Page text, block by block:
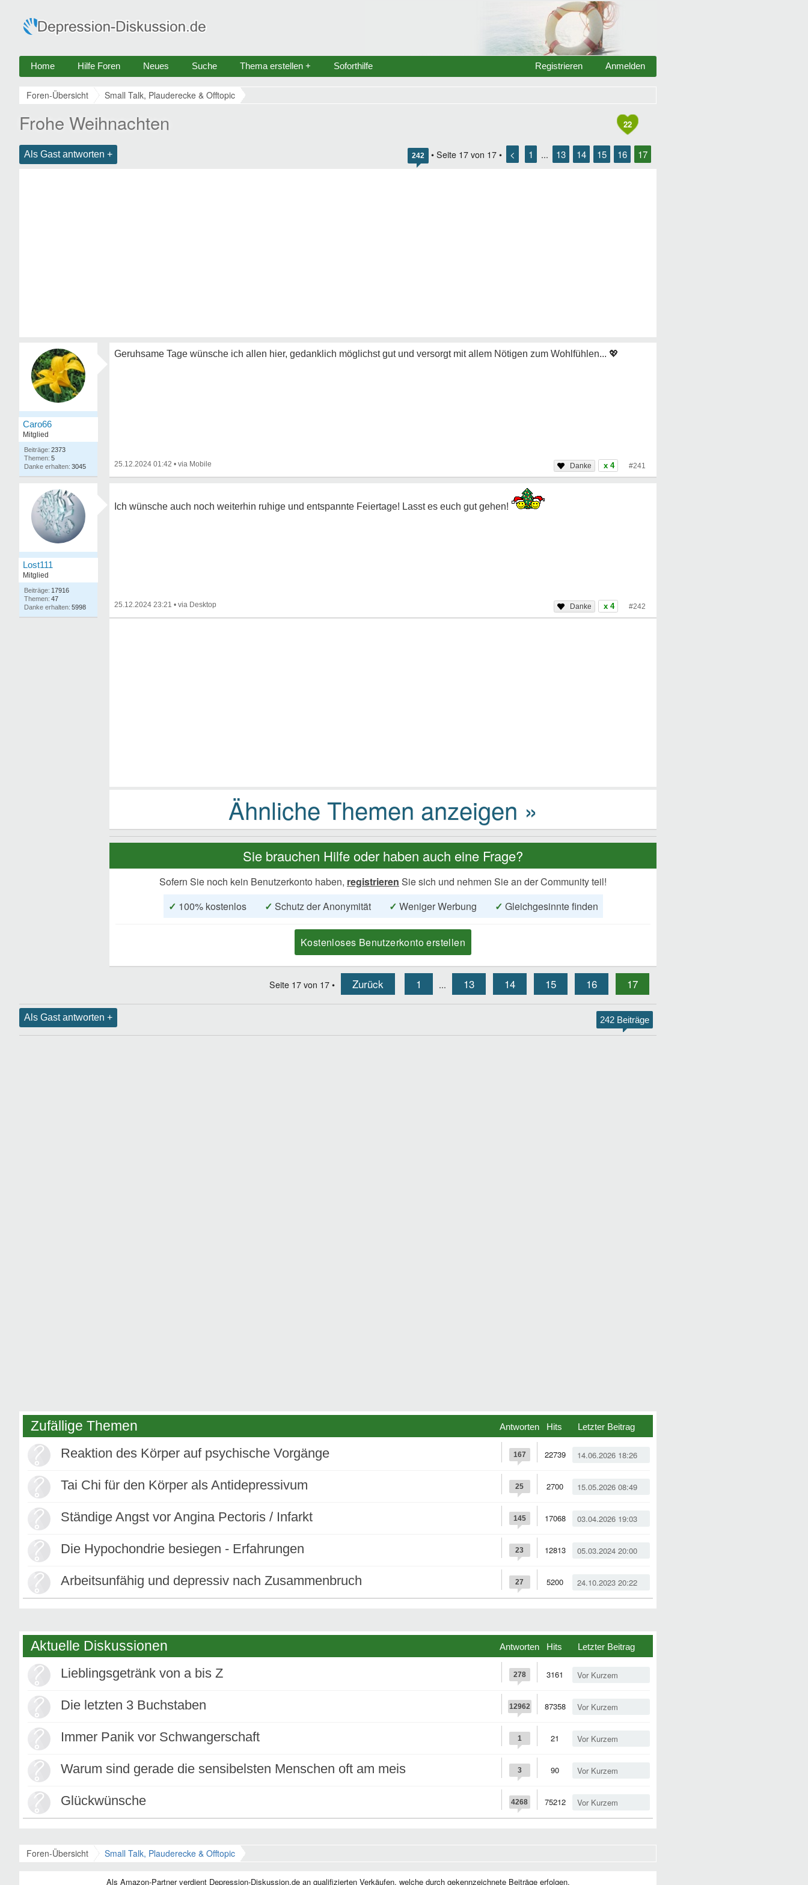
Home Hilfe Foren Neues Suche Thema erstellen + Soforthilfe Anmelden
Registrieren
Foren-Übersicht Small Talk, Plauderecke & Offtopic
22
Frohe Weihnachten
Als Gast antworten + 242 • Seite 17 von 17 • < 1 ... 13 14 15 16 17
Caro66
Mitglied
2373
5
3045
Geruhsame Tage wünsche ich allen hier, gedanklich möglichst gut und versorgt mit allem Nötigen zum Wohlfühlen... 💖
25.12.2024 01:42 • x 4 #241
Lost111
Mitglied
17916
47
5998
Ich wünsche auch noch weiterhin ruhige und entspannte Feiertage! Lasst es euch gut gehen!
25.12.2024 23:21 • x 4 #242
Sie brauchen Hilfe oder haben auch eine Frage?
Sofern Sie noch kein Benutzerkonto haben, registrieren Sie sich und nehmen Sie an der Community teil!
✓ 100% kostenlos ✓ Schutz der Anonymität ✓ Weniger Werbung ✓ Gleichgesinnte finden
Kostenloses Benutzerkonto erstellen
Seite 17 von 17 • Zurück 1 ... 13 14 15 16 17
Als Gast antworten + 242 Beiträge
Zufällige Themen Hits
Antworten Letzter Beitrag
Reaktion des Körper auf psychische Vorgänge 14.06.2026 18:26
22739
167
Tai Chi für den Körper als Antidepressivum 15.05.2026 08:49
2700
25
Ständige Angst vor Angina Pectoris / Infarkt 03.04.2026 19:03
17068
145
Die Hypochondrie besiegen - Erfahrungen 05.03.2024 20:00
12813
23
Arbeitsunfähig und depressiv nach Zusammenbruch 24.10.2023 20:22
5200
27
Aktuelle Diskussionen Hits
Antworten Letzter Beitrag
Lieblingsgetränk von a bis Z Vor Kurzem
3161
278
Die letzten 3 Buchstaben Vor Kurzem
87358
12962
Immer Panik vor Schwangerschaft Vor Kurzem
21
1
Warum sind gerade die sensibelsten Menschen oft am meis Vor Kurzem
90
3
Glückwünsche Vor Kurzem
75212
4268
Foren-Übersicht Small Talk, Plauderecke & Offtopic